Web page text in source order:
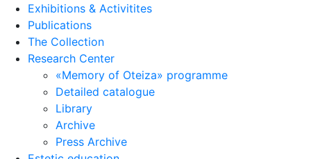
Exhibitions & Activitites
Publications
The Collection
Research Center
«Memory of Oteiza» programme
Detailed catalogue
Library
Archive
Press Archive